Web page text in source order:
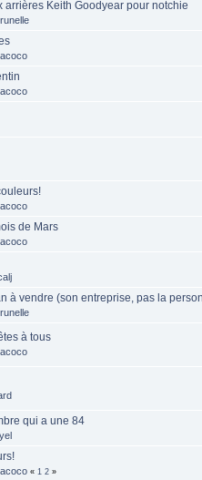
arrières Keith Goodyear pour notchie
de Mars
à vendre (son entreprise, pas la
à tous
qui a une 84
« 1 2 »